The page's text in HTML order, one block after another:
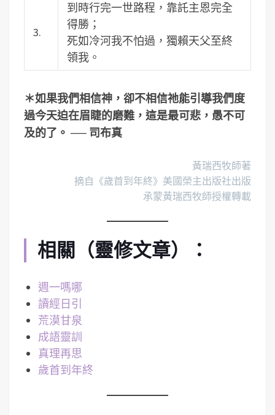
3.
到時行完一世路程，靠託主恩完全
得勝；
死如冷河我不怕過，獨賴天父至終
領我。
＊如果我們相信神，卻不相信祂能引導我們度
過今天迫在眉睫的磨難，這是最可悲，愚不可
及的了。 ── 司布真
黃瑞西牧師著
摘自《歲首到年終》美國榮主出版社出版
承蒙黃瑞西牧師授權轉載
相關（靈修文章）：
週一嗎哪
讀經日引
荒漠甘泉
成語靈訓
真理再思
歲首到年終